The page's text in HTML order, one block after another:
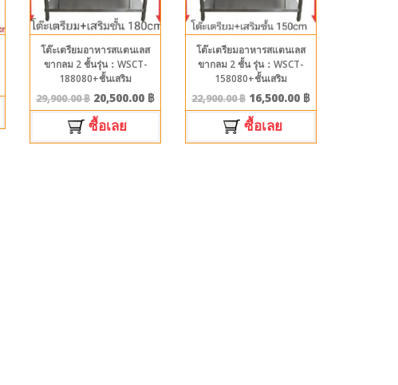
โต๊ะเตรียมอาหารสแตนเลส
ขากลม 2 ชั้นรุ่น：WSCT-
188080+ชั้นเสริม
29,900.00฿ 20,500.00 ฿
ซื้อเลย
โต๊ะเตรียมอาหารสแตนเลส
ขากลม 2 ชั้น รุ่น：WSCT-
158080+ชั้นเสริม
22,900.00฿ 16,500.00 ฿
ซื้อเลย